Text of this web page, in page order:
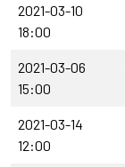
2021-03-10
18:00
2021-03-06
15:00
2021-03-14
12:00